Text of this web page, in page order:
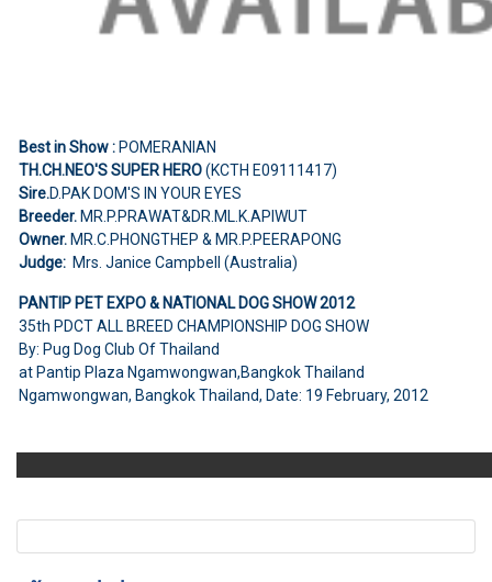
Best in Show :POMERANIAN
TH.CH.NEO'S SUPER HERO(KCTH E09111417)
Sire.D.PAK DOM'S IN YOUR EYES
Breeder.MR.P.PRAWAT&DR.ML.K.APIWUT
Owner.MR.C.PHONGTHEP & MR.P.PEERAPONG
Judge: Mrs. Janice Campbell (Australia)
PANTIP PET EXPO & NATIONAL DOG SHOW 2012
35th PDCT ALL BREED CHAMPIONSHIP DOG SHOW
By: Pug Dog Club Of Thailand
at Pantip Plaza Ngamwongwan,Bangkok Thailand
Ngamwongwan, Bangkok Thailand, Date: 19 February, 2012